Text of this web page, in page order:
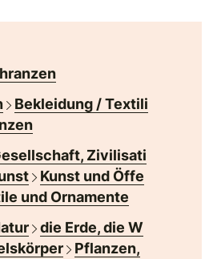
Bekleidung / Textili
Zivilisati
Kunst und Öffe
und Ornamente
die Erde, die W
Pflanzen,